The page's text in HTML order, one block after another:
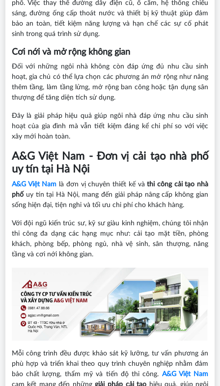
phố. Việc thay thế đường dây điện cũ, ổ cắm, hệ thống chiếu
sáng, đường ống cấp thoát nước và thiết bị kỹ thuật giúp đảm
bảo an toàn, tiết kiệm năng lượng và hạn chế các sự cố phát
sinh trong quá trình sử dụng.
Cơi nới và mở rộng không gian
Đối với những ngôi nhà không còn đáp ứng đủ nhu cầu sinh
hoạt, gia chủ có thể lựa chọn các phương án mở rộng như nâng
thêm tầng, làm tầng lửng, mở rộng ban công hoặc tận dụng sân
thượng để tăng diện tích sử dụng.
Đây là giải pháp hiệu quả giúp ngôi nhà đáp ứng nhu cầu sinh
hoạt của gia đình mà vẫn tiết kiệm đáng kể chi phí so với việc
xây mới hoàn toàn.
A&G Việt Nam - Đơn vị cải tạo nhà phố
uy tín tại Hà Nội
A&G Việt Nam là đơn vị chuyên thiết kế vàthi công cải tạo nhà
phốuy tín tại Hà Nội, mang đến giải pháp nâng cấp không gian
sống hiện đại, tiện nghi và tối ưu chi phí cho khách hàng.
Với đội ngũ kiến trúc sư, kỹ sư giàu kinh nghiệm, chúng tôi nhận
thi công đa dạng các hạng mục như: cải tạo mặt tiền, phòng
khách, phòng bếp, phòng ngủ, nhà vệ sinh, sân thượng, nâng
tầng và cơi nới không gian.
Mỗi công trình đều được khảo sát kỹ lưỡng, tư vấn phương án
phù hợp và triển khai theo quy trình chuyên nghiệp nhằm đảm
bảo chất lượng, thẩm mỹ và tiến độ thi công. A&G Việt Nam
cam kết mang đến nhữnggiải pháp cải tạo hiệu quả, giúp ngôi